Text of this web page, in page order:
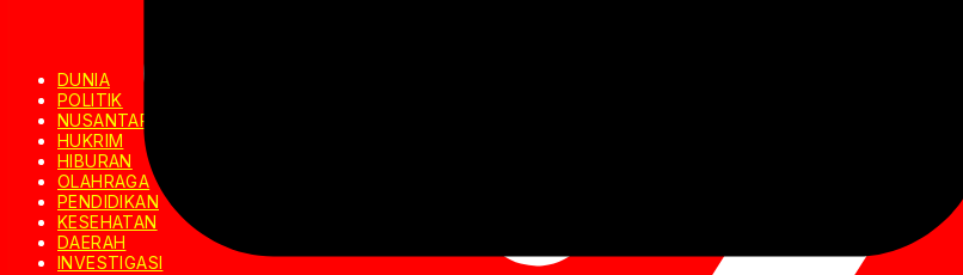
DUNIA
POLITIK
NUSANTARA
HUKRIM
HIBURAN
OLAHRAGA
PENDIDIKAN
KESEHATAN
DAERAH
INVESTIGASI